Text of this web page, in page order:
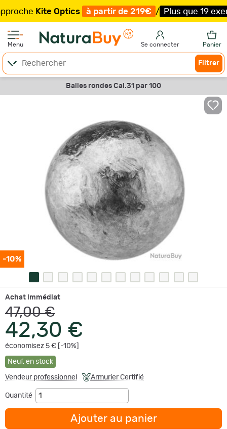
Kite Optics à partir de 219€ / Plus que 19
Menu Se connecter Panier
Filtrer
Balles rondes Cal.31 par 100
-10%
Achat immédiat
47,00 €
42,30 €
économisez 5 € [-10%]
Neuf, en stock
Vendeur professionnel Armurier Certifié
Quantité
Ajouter au panier